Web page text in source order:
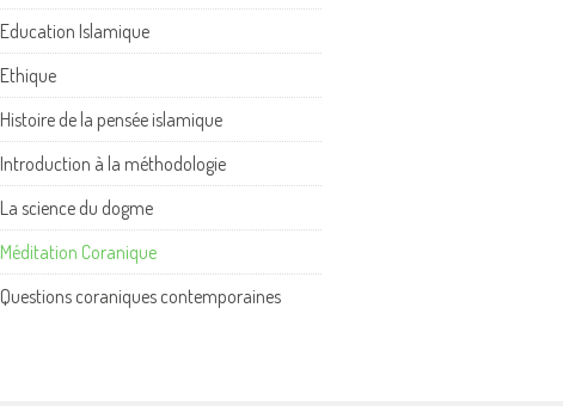
Education Islamique
Ethique
Histoire de la pensée islamique
Introduction à la méthodologie
La science du dogme
Méditation Coranique
Questions coraniques contemporaines